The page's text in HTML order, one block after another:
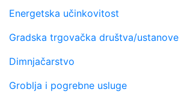
Energetska učinkovitost
Gradska trgovačka društva/ustanove
Dimnjačarstvo
Groblja i pogrebne usluge